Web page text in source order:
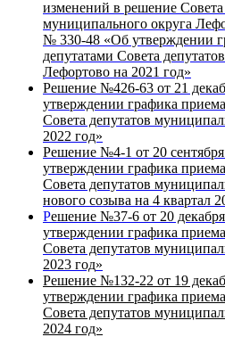
изменений в решение Совета
муниципального округа
№ 330-48 «Об утверждении
депутатами Совета
Лефортово на 2021 год»
Решение №426-63 от 21
утверждении графика
Совета депутатов
2022 год»
Решение №4-1 от 20 сентября
утверждении графика
Совета депутатов
нового созыва на 4 квартал
Решение №37-6 от 20
утверждении графика
Совета депутатов
2023 год»
Решение №132-22 от 19
утверждении графика
Совета депутатов
2024 год»